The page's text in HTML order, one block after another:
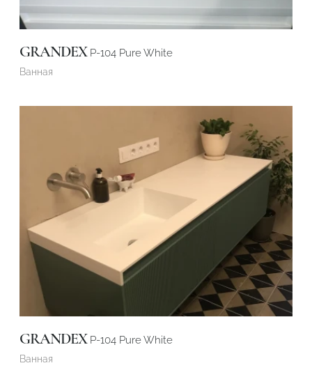
GRANDEX P-104 Pure White
Ванная
GRANDEX P-104 Pure White
Ванная